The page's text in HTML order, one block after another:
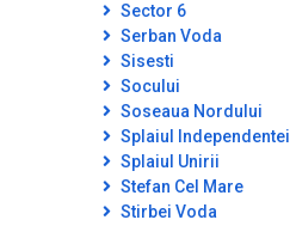
Sector 6
Serban Voda
Sisesti
Socului
Soseaua Nordului
Splaiul Independentei
Splaiul Unirii
Stefan Cel Mare
Stirbei Voda